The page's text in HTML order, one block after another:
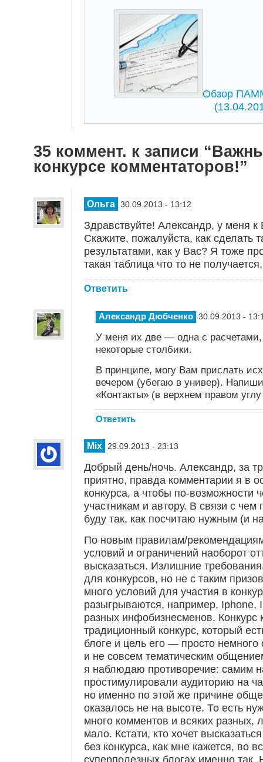
Обзор
35 коммент. к записи
конкурсе комментаторов!”
Ольга 30.09.2013 - 13:12
Здравствуйте! Александр, у меня
Скажите, пожалуйста, как сделать
результатами, как у Вас? Я тоже
такая таблица что то не
Ответить
Александр Дюбченко 30.09.2013 -
У меня их две — одна с
некоторые столбики.
В принципе, могу Вам прислать
вечером (убегаю в универ).
«Контакты» (в верхнем правом
Ответить
Mix 29.09.2013 - 23:13
Добрый день/ночь. Александр, за
приятно, правда комментарии я в
конкурса, а чтобы по-возможности
участникам и автору. В связи с
буду так, как посчитаю нужным (и
По новым правилам/
условий и ограничений наоборот
высказаться. Излишние
для конкурсов, но не с таким
много условий для участия в
разыгрываются, например, Iphone,
разных инфобизнесменов.
традиционный конкурс, который
блоге и цель его — просто немного
и не совсем тематическим
я наблюдаю противоречие: самим
простимулировали аудиторию на
но именно по этой же причине
оказалось не на высоте. То есть
много комментов и всяких разных,
мало. Кстати, кто хочет
без конкурса, как мне кажется, во
суперполезных блогах именно